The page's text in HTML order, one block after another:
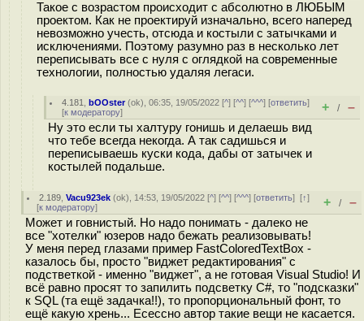
Такое с возрастом происходит с абсолютно в ЛЮБЫМ
проектом. Как не проектируй изначально, всего наперед
невозможно учесть, отсюда и костыли с затычками и
исключениями. Поэтому разумно раз в несколько лет
переписывать все с нуля с оглядкой на современные
технологии, полностью удаляя легаси.
4.181 ,bOOster(ok), 06:35, 19/05/2022 [^] [^^] [^^^] [ответить]
[к модератору] + / –
Ну это если ты халтуру гонишь и делаешь вид
что тебе всегда некогда. А так садишься и
переписываешь куски кода, дабы от затычек и
костылей подальше.
2.189 ,Vacu923ek (ok), 14:53, 19/05/2022 [^] [^^] [^^^] [ответить][↑]
[к модератору] + / –
Может и говнистый. Но надо понимать - далеко не
все "хотелки" юзеров надо бежать реализовывать!
У меня перед глазами пример FastColoredTextBox -
казалось бы, просто "виджет редактирования" с
подстветкой - именно "виджет", а не готовая Visual Studio! И
всё равно просят то запилить подсветку C#, то "подсказки"
к SQL (та ещё задачка!!), то пропорциональный фонт, то
ещё какую хрень... Есессно автор такие вещи не касается.